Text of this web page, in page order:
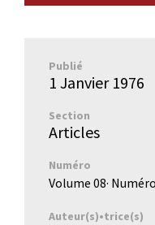
Publié
1 Janvier 1976
Section
Articles
Numéro
Volume 08· Numéro
Auteur(s)•trice(s)